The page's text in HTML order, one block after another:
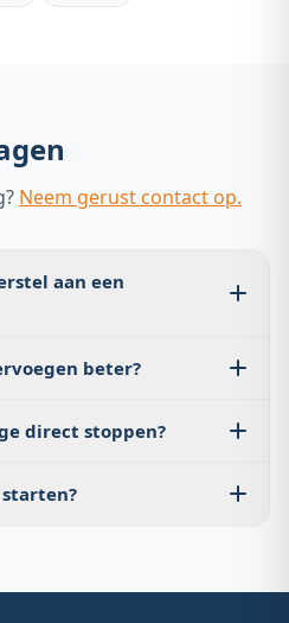
Neem gerust contact op.
aan een
beter?
stenen.
direct stoppen?
en afdekplaat tijdens